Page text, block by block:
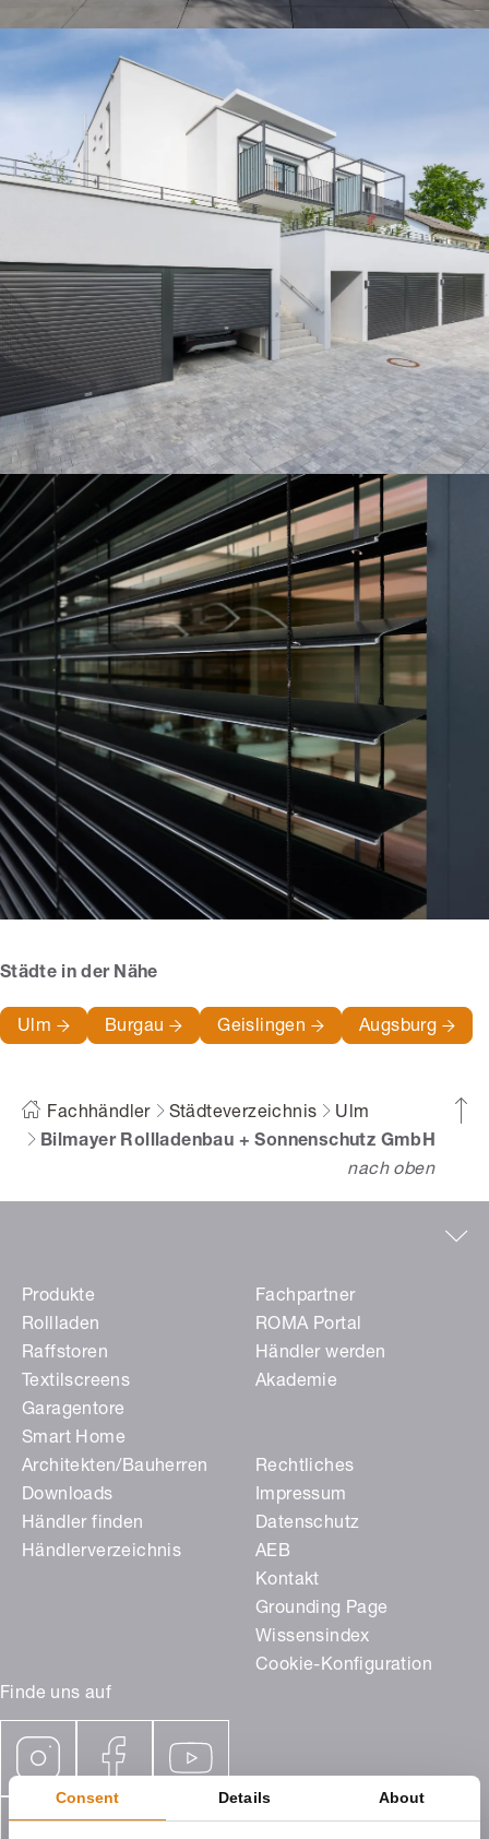
Consent Details About
Städte in der Nähe
Ulm Burgau Geislingen Augsburg
Fachhändler Städteverzeichnis
Ulm
Bilmayer Rollladenbau + Sonnenschutz GmbH
nach oben
Finde uns auf
Produkte
Rollladen
Raffstoren
Textilscreens
Garagentore
Smart Home
Fachpartner
ROMA Portal
Händler werden
Akademie
Architekten/Bauherren
Downloads
Händler finden
Händlerverzeichnis
Rechtliches
Impressum
Datenschutz
AEB
Kontakt
Grounding Page
Wissensindex
Cookie-Konfiguration